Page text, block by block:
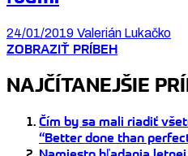
24/01/2019 Valerián Lukačko
ZOBRAZIŤ PRÍBEH
NAJČÍTANEJŠIE
Čím by sa mali riadiť
“Better done than